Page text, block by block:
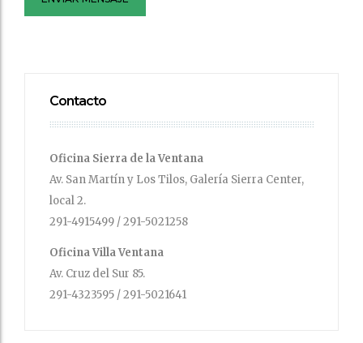
Contacto
Oficina Sierra de la Ventana
Av. San Martín y Los Tilos, Galería Sierra Center,
local 2.
291-4915499 / 291-5021258
Oficina Villa Ventana
Av. Cruz del Sur 85.
291-4323595 / 291-5021641